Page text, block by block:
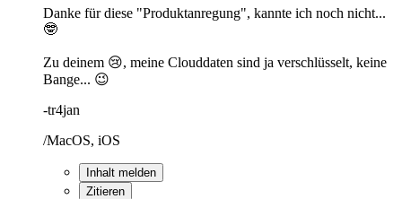
Danke für diese "Produktanregung", kannte ich noch nicht...
🤓
Zu deinem 😢, meine Clouddaten sind ja verschlüsselt, keine
Bange... 😉
-tr4jan
/MacOS, iOS
Inhalt melden
Zitieren